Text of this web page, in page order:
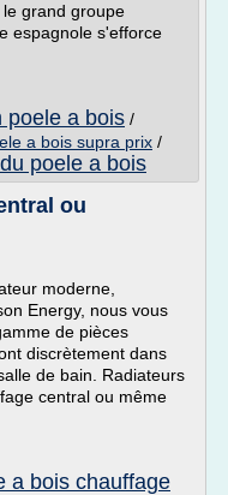
grand groupe
espagnole s'efforce
poele a bois /
a bois supra prix /
poele a bois
ou
moderne,
Energy, nous vous
de pièces
discrètement dans
de bain. Radiateurs
central ou même
a bois chauffage